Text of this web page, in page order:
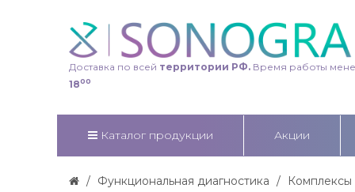
Доставка по всей территории РФ. Время работы
1800
Каталог продукции Акции
Функциональная диагностика Комплексы